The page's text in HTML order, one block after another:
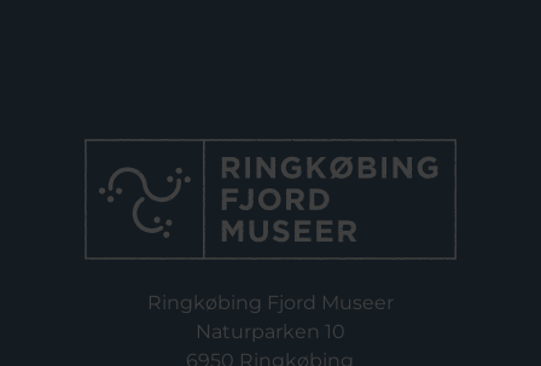
Ringkøbing Fjord Museer
Naturparken 10
6950 Ringkøbing